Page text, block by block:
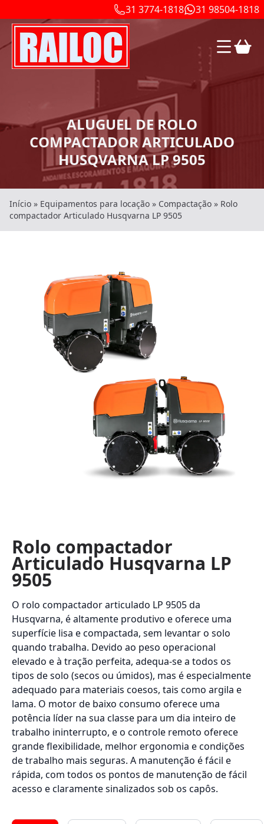
31 3774-1818 31 98504-1818
ALUGUEL DE ROLO
COMPACTADOR ARTICULADO
HUSQVARNA LP 9505
Início » Equipamentos para locação » Compactação » Rolo
compactador Articulado Husqvarna LP 9505
Rolo compactador
Articulado Husqvarna LP
9505
O rolo compactador articulado LP 9505 da
Husqvarna, é altamente produtivo e oferece uma
superfície lisa e compactada, sem levantar o solo
quando trabalha. Devido ao peso operacional
elevado e à tração perfeita, adequa-se a todos os
tipos de solo (secos ou úmidos), mas é especialmente
adequado para materiais coesos, tais como argila e
lama. O motor de baixo consumo oferece uma
potência líder na sua classe para um dia inteiro de
trabalho ininterrupto, e o controle remoto oferece
grande flexibilidade, melhor ergonomia e condições
de trabalho mais seguras. A manutenção é fácil e
rápida, com todos os pontos de manutenção de fácil
acesso e claramente sinalizados sob os capôs.